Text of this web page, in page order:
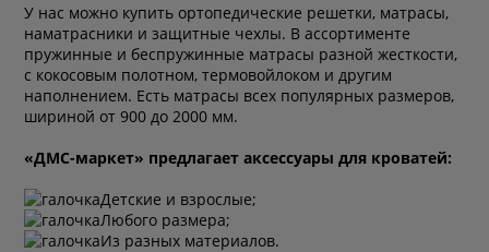
У нас можно купить ортопедические решетки, матрасы,
наматрасники и защитные чехлы. В ассортименте
пружинные и беспружинные матрасы разной жесткости,
с кокосовым полотном, термовойлоком и другим
наполнением. Есть матрасы всех популярных размеров,
шириной от 900 до 2000 мм.
«ДМС-маркет» предлагает аксессуары для кроватей:
Детские и взрослые;
Любого размера;
Из разных материалов.